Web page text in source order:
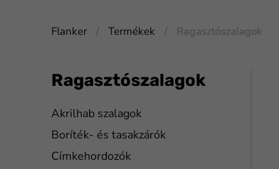
Flanker Termékek Ragasztószalagok
Ragasztószalagok
Akrilhab szalagok
Boríték- és tasakzárók
Címkehordozók